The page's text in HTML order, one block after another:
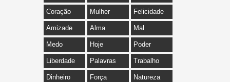
Coração Mulher Felicidade
Amizade Alma Mal
Medo Hoje Poder
Liberdade Palavras Trabalho
Dinheiro Força Natureza